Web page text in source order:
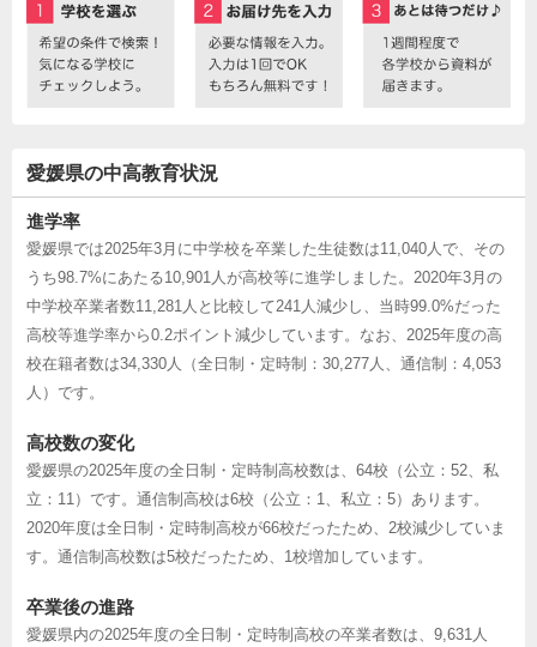
愛媛県の中高教育状況
進学率
愛媛県では2025年3月に中学校を卒業した生徒数は11,040人で、その
うち98.7%にあたる10,901人が高校等に進学しました。2020年3月の
中学校卒業者数11,281人と比較して241人減少し、当時99.0%だった
高校等進学率から0.2ポイント減少しています。なお、2025年度の高
校在籍者数は34,330人（全日制・定時制：30,277人、通信制：4,053
人）です。
高校数の変化
愛媛県の2025年度の全日制・定時制高校数は、64校（公立：52、私
立：11）です。通信制高校は6校（公立：1、私立：5）あります。
2020年度は全日制・定時制高校が66校だったため、2校減少していま
す。通信制高校数は5校だったため、1校増加しています。
卒業後の進路
愛媛県内の2025年度の全日制・定時制高校の卒業者数は、9,631人